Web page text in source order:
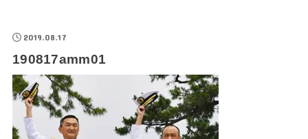
2019.08.17
190817amm01